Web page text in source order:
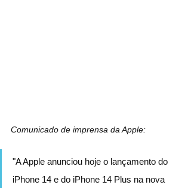
Comunicado de imprensa da Apple:
"A Apple anunciou hoje o lançamento do
iPhone 14 e do iPhone 14 Plus na nova